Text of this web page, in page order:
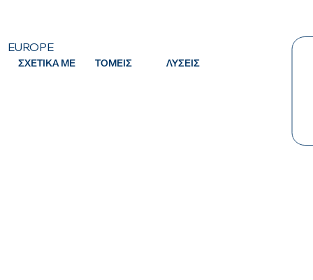
ΣΧΕΤΙΚΑ ΜΕ ΤΟΜΕΙΣ ΛΥΣΕΙΣ
EUROPE